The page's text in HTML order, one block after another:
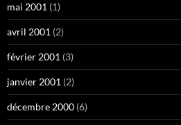
mai 2001 (1)
avril 2001 (2)
février 2001 (3)
janvier 2001 (2)
décembre 2000 (6)